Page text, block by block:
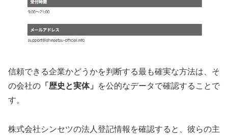
信頼できる企業かどうかを判断する最も確実な方法は、そ
の会社の 「歴史と実体」
を公的なデータで確認することで
す。
株式会社シンセツの法人登記情報を確認すると、彼らの主